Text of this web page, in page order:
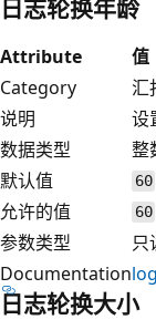
日志轮换年龄
Attribute
值
Category
汇
说明
设
数据类型
整
默认值
60
允许的值 60
参数类型
只
Documentation
日志轮换大小